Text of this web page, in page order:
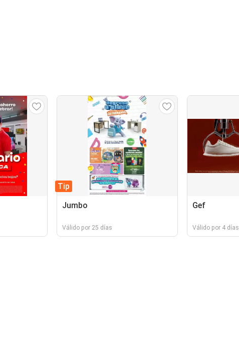
Tip
Jumbo
Válido por 25 días
Gef
Válido por 4 días